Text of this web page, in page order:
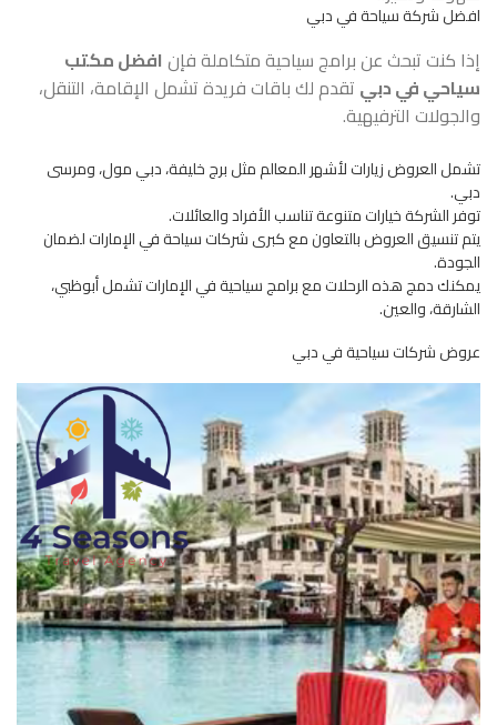
افضل شركة سياحة في دبي
إذا كنت تبحث عن برامج سياحية متكاملة فإن افضل مكتب
سياحي في دبي تقدم لك باقات فريدة تشمل الإقامة، التنقل،
والجولات الترفيهية.
تشمل العروض زيارات لأشهر المعالم مثل برج خليفة، دبي مول، ومرسى
دبي.
توفر الشركة خيارات متنوعة تناسب الأفراد والعائلات.
يتم تنسيق العروض بالتعاون مع كبرى شركات سياحة في الإمارات لضمان
الجودة.
يمكنك دمج هذه الرحلات مع برامج سياحية في الإمارات تشمل أبوظبي،
الشارقة، والعين.
عروض شركات سياحية في دبي